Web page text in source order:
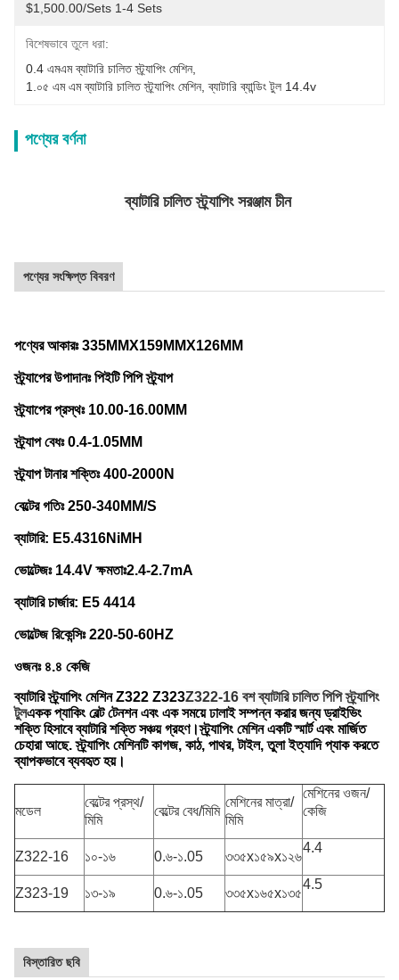
$1,500.00/sets 1-4 Sets
বিশেষভাবে তুলে ধরা:
0.4 এমএম ব্যাটারি চালিত স্ট্র্যাপিং মেশিন,
1.০৫ এম এম ব্যাটারি চালিত স্ট্র্যাপিং মেশিন, ব্যাটারি ব্যান্ডিং টুল 14.4v
পণ্যের বর্ণনা
ব্যাটারি চালিত স্ট্র্যাপিং সরঞ্জাম চীন
পণ্যের সংক্ষিপ্ত বিবরণ
পণ্যের আকারঃ 335MMX159MMX126MM
স্ট্র্যাপের উপাদানঃ পিইটি পিপি স্ট্র্যাপ
স্ট্র্যাপের প্রস্থঃ 10.00-16.00MM
স্ট্র্যাপ বেধঃ 0.4-1.05MM
স্ট্র্যাপ টানার শক্তিঃ 400-2000N
বেল্টের গতিঃ 250-340MM/S
ব্যাটারি: E5.4316NiMH
ভোল্টেজঃ 14.4V ক্ষমতাঃ2.4-2.7mA
ব্যাটারি চার্জার: E5 4414
ভোল্টেজ রিকেন্সিঃ 220-50-60HZ
ওজনঃ ৪.৪ কেজি
ব্যাটারি স্ট্র্যাপিং মেশিন Z322 Z323Z322-16 বশ ব্যাটারি চালিত পিপি স্ট্র্যাপিং
টুলএকক প্যাকিং বেল্ট টেনশন এবং এক সময়ে ঢালাই সম্পন্ন করার জন্য ড্রাইভিং
শক্তি হিসাবে ব্যাটারি শক্তি সঞ্চয় গ্রহণ।স্ট্র্যাপিং মেশিন একটি স্মার্ট এবং মার্জিত
চেহারা আছে. স্ট্র্যাপিং মেশিনটি কাগজ, কাঠ, পাথর, টাইল, তুলা ইত্যাদি প্যাক করতে
ব্যাপকভাবে ব্যবহৃত হয়।
মডেল
বেল্টের প্রস্থ/
মিমি
বেল্টের বেধ/মিমি
মেশিনের মাত্রা/
মিমি
মেশিনের ওজন/
কেজি
Z322-16 ১০-১৬ 0.৬-১.05 ৩৩৫x১৫৯x১২৬
4.4
Z323-19 ১৩-১৯ 0.৬-১.05 ৩৩৫x১৬৫x১৩৫
4.5
বিস্তারিত ছবি